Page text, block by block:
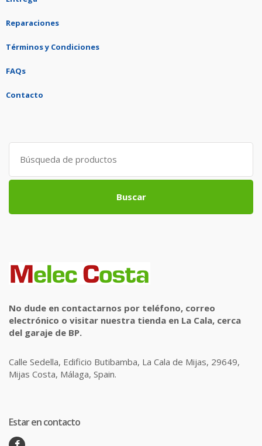
Reparaciones
Términos y Condiciones
FAQs
Contacto
Search
for:
Buscar
No dude en contactarnos por teléfono, correo
electrónico o visitar nuestra tienda en La Cala, cerca
del garaje de BP.
Calle Sedella, Edificio Butibamba, La Cala de Mijas, 29649,
Mijas Costa, Málaga, Spain.
Estar en contacto